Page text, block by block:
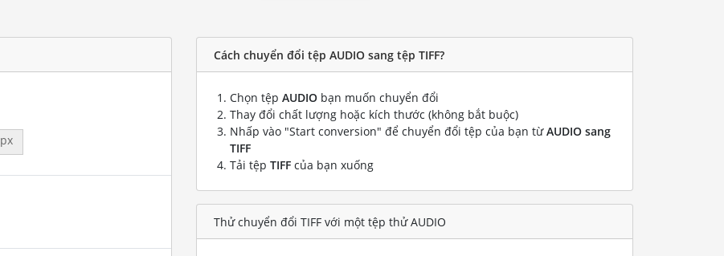
px
Cách chuyển đổi tệp AUDIO sang tệp TIFF?
Chọn tệp AUDIO bạn muốn chuyển đổi
Thay đổi chất lượng hoặc kích thước (không bắt buộc)
Nhấp vào "Start conversion" để chuyển đổi tệp của bạn từAUDIO sang
TIFF
Tải tệp TIFF của bạn xuống
Thử chuyển đổi TIFF với một tệp thử AUDIO